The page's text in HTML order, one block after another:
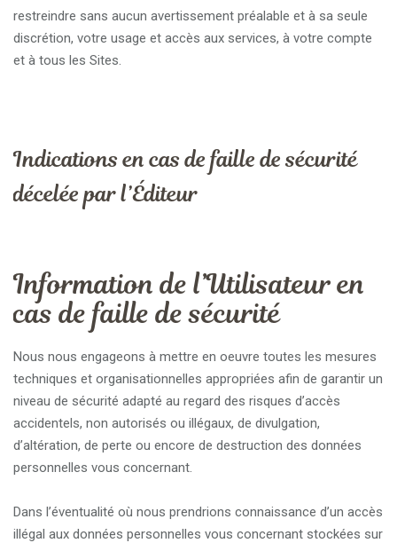
restreindre sans aucun avertissement préalable et à sa seule
discrétion, votre usage et accès aux services, à votre compte
et à tous les Sites.
Indications en cas de faille de sécurité
décelée par l’Éditeur
Information de l’Utilisateur en
cas de faille de sécurité
Nous nous engageons à mettre en oeuvre toutes les mesures
techniques et organisationnelles appropriées afin de garantir un
niveau de sécurité adapté au regard des risques d’accès
accidentels, non autorisés ou illégaux, de divulgation,
d’altération, de perte ou encore de destruction des données
personnelles vous concernant.
Dans l’éventualité où nous prendrions connaissance d’un accès
illégal aux données personnelles vous concernant stockées sur